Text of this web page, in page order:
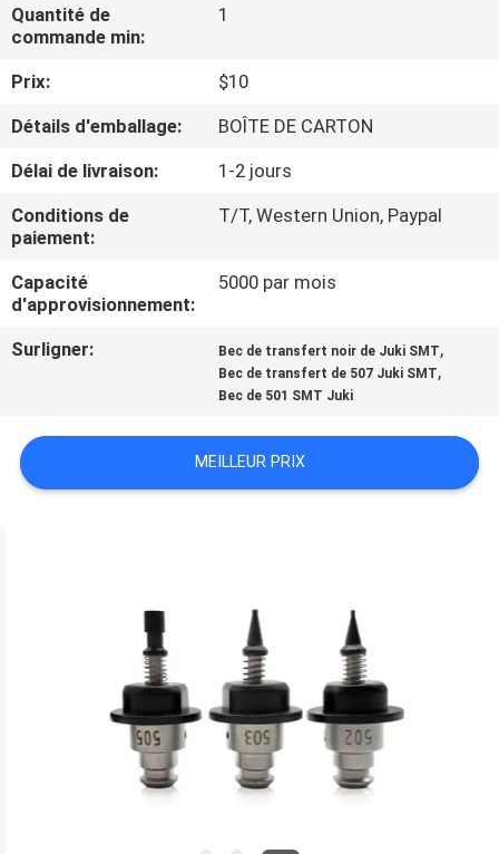
VISITE
DE
CONTRÔLE
QUALITÉ
CONTACTEZ-
NOUS
SHOPPING
ON
POLITIQUE
Quantité de
commande min:
1
Prix:
$10
Détails d'emballage:
BOÎTE DE CARTON
Délai de livraison:
1-2 jours
Conditions de
paiement:
T/T, Western Union, Paypal
Capacité
d'approvisionnement:
5000 par mois
Surligner: Bec de transfert noir de Juki SMT,
Bec de transfert de 507 Juki SMT,
Bec de 501 SMT Juki
MEILLEUR PRIX